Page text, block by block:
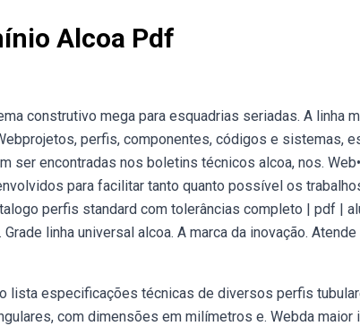
Alcoa Pdf
construtivo mega para esquadrias seriadas. A linha
perfis, componentes, códigos e sistemas,
ser encontradas nos boletins técnicos alcoa, nos.
para facilitar tanto quanto possível os
perfis standard com tolerâncias completo | pdf |
linha universal alcoa. A marca da inovação. Atende
lista especificações técnicas de diversos perfis
com dimensões em milímetros e. Webda maior